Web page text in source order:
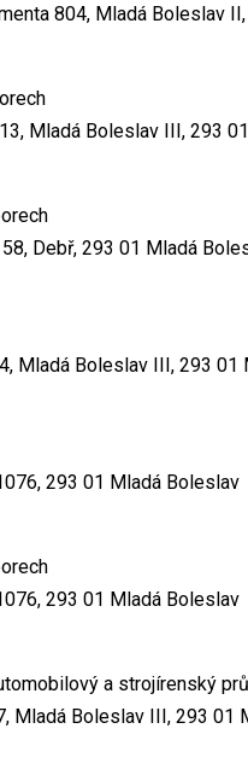
804, Mladá Boleslav
Mladá Boleslav III, 293
Debř, 293 01 Mladá
Mladá Boleslav III, 293 01
293 01 Mladá Boleslav
293 01 Mladá Boleslav
a strojírenský
Mladá Boleslav III, 293 01